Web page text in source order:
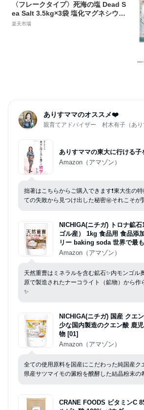
〈フレークタイプ〉死海の塩 Dead S
ea Salt 3.5kg×3袋 塩化マグネシウム
保湿 浴用化粧品 着色料無添加・合成
楽天市場
ありすママのオススメ❤️
ありすママの東大に行ける子
Amazon（アマゾン）
拙著はこちらからご購入できます❗東大生の
ての失敗から見つけ出した秘密㊙️それこそが
NICHIGA(ニチガ) トロナ鉱
ゴル産） 1kg 食品用 食品添
リー baking soda 世界で最
リンゴル高原から採掘 [01]
Amazon（アマゾン）
天然重曹はミネラルを含む鉱石✨内モンゴル
原で製造されたナーコライト（鉱物）から作
✨️
NICHIGA(ニチガ) 国産 クエ
少な国内製造のクエン酸 鹿
物 [01]
Amazon（アマゾン）
全ての使用原料を国産にこだわった純国産ク
県産サツマイモの澱粉を醗酵した結晶粉末の
CRANE FOODS ビタミンC